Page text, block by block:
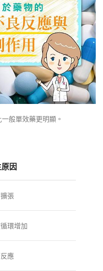
般單效藥更明顯。
因
張
環增加
應